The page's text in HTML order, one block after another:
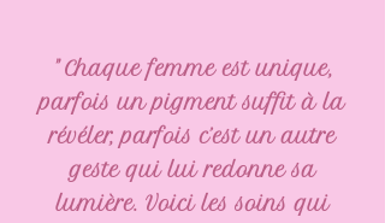
" Chaque femme est unique,
parfois un pigment suffit à la
révéler, parfois c’est un autre
geste qui lui redonne sa
lumière. Voici les soins qui